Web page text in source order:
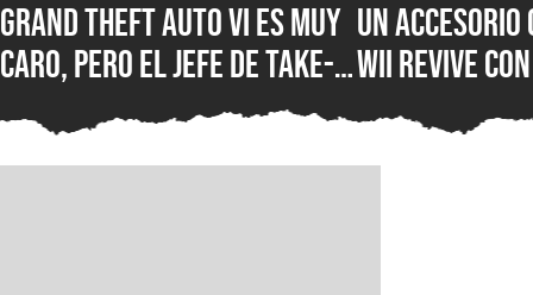
Grand Theft Auto VI es muy
caro, pero el jefe de Take-
Two defiende el precio de
hasta $100 USD y explica
Un
Wii revive
inesperado